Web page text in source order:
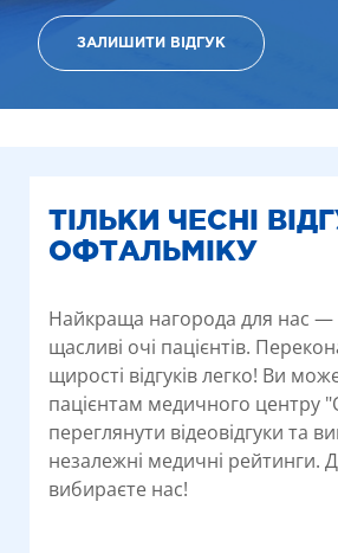
ЗАЛИШИТИ ВІДГУК
ТІЛЬКИ ЧЕСНІ
ОФТАЛЬМІКУ
Найкраща нагорода для нас —
щасливі очі пацієнтів.
щирості відгуків легко! Ви
пацієнтам медичного центру
переглянути відеовідгуки та
незалежні медичні рейтинги.
вибираєте нас!